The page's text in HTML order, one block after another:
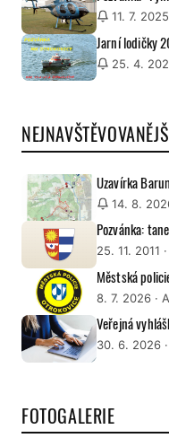
11. 7. 2025
Jarní lodičky
25. 4.
Uzavírka
14. 8.
Pozvánka:
25. 11. 2011
Městská
8. 7. 2026 ·
Veřejná
30. 6. 2026
FOTOGALERIE